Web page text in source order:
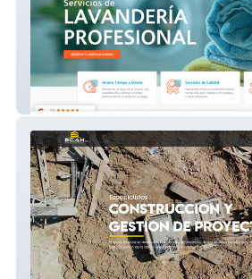
Lavanderia Tibu